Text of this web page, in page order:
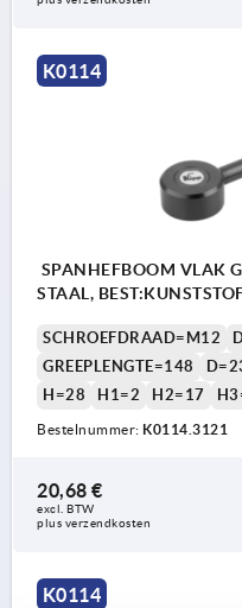
K0114
SPANHEFBOOM VLAK
STAAL,
SCHROEFDRAAD=M12
GREEPLENGTE=148
H=28
H1=2 H2=17
Bestelnummer: K0114.3121
20,68 €
excl. BTW
plus verzendkosten
K0114